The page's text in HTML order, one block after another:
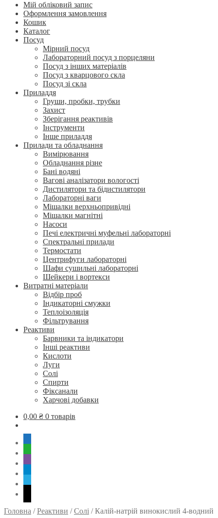
Мій обліковий запис
Оформлення замовлення
Кошик
Каталог
Посуд
Мірний посуд
Лабораторний посуд з порцеляни
Посуд з інших матеріалів
Посуд з кварцового скла
Посуд зі скла
Приладдя
Груши, пробки, трубки
Захист
Зберігання реактивів
Інструменти
Інше приладдя
Прилади та обладнання
Вимірювання
Обладнання різне
Бані водяні
Вагові аналізатори вологості
Дистилятори та бідистилятори
Лабораторні ваги
Мішалки верхньопривідні
Мішалки магнітні
Насоси
Печі електричні муфельні лабораторні
Спектральні прилади
Термостати
Центрифуги лабораторні
Шафи сушильні лабораторні
Шейкери і вортекси
Витратні матеріали
Відбір проб
Індикаторні смужки
Теплоізоляція
Фільтрування
Реактиви
Барвники та індикатори
Інші реактиви
Кислоти
Луги
Солі
Спирти
Фіксанали
Харчові добавки
0,00 ₴ 0 товарів
Головна /Реактиви /Солі /Калій-натрій винокислий 4-водний